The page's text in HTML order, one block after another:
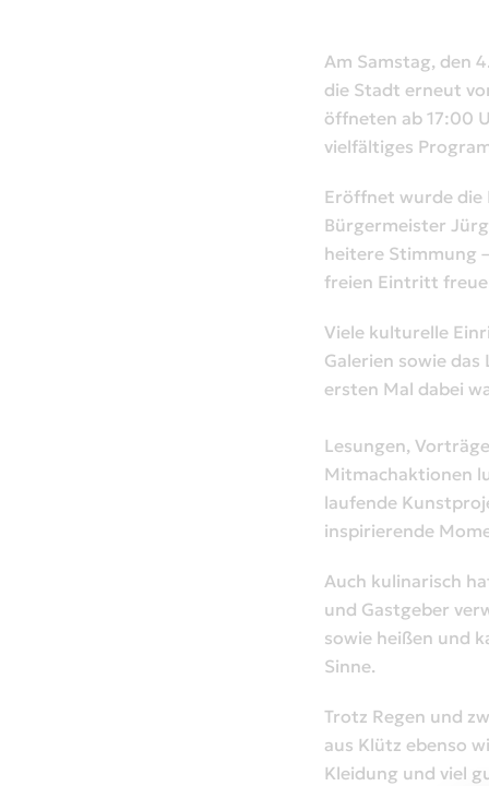
Am Samstag, den
die Stadt erneut
öffneten ab 17:00
vielfältiges
Eröffnet wurde die
Bürgermeister
heitere Stimmung
freien Eintritt
Viele kulturelle
Galerien sowie
ersten Mal dabei
Lesungen,
Mitmachaktionen
laufende
inspirierende
Auch kulinarisch
und Gastgeber
sowie heißen und
Sinne.
Trotz Regen und
aus Klütz ebenso
Kleidung und viel